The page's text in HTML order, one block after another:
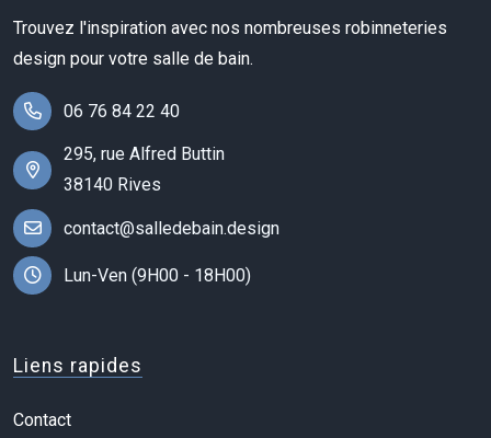
Trouvez l'inspiration avec nos nombreuses robinneteries
design pour votre salle de bain.
06 76 84 22 40
295, rue Alfred Buttin
38140 Rives
contact@salledebain.design
Lun-Ven (9H00 - 18H00)
Liens rapides
Contact